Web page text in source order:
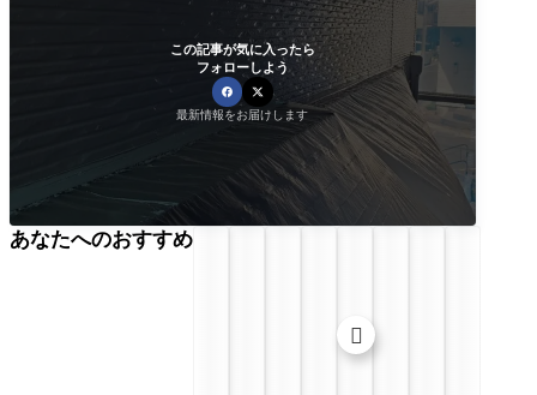
この記事が気に入ったら
フォローしよう
最新情報をお届けします
あなたへのおすすめ
